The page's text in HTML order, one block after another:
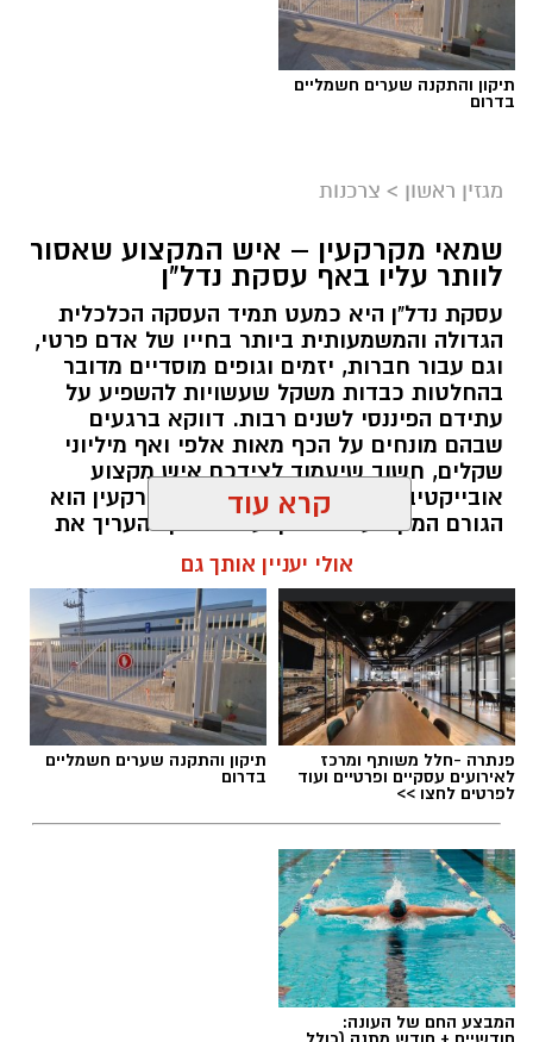
תיקון והתקנה שערים חשמליים
בדרום
מגזין ראשון > צרכנות
שמאי מקרקעין – איש המקצוע שאסור
לוותר עליו באף עסקת נדל"ן
עסקת נדל"ן היא כמעט תמיד העסקה הכלכלית
הגדולה והמשמעותית ביותר בחייו של אדם פרטי,
וגם עבור חברות, יזמים וגופים מוסדיים מדובר
בהחלטות כבדות משקל שעשויות להשפיע על
עתידם הפיננסי לשנים רבות. דווקא ברגעים
שבהם מונחים על הכף מאות אלפי ואף מיליוני
שקלים, חשוב שיעמוד לצידכם איש מקצוע
אובייקטיבי, מוסמך ומנוסה. שמאי מקרקעין הוא
הגורם המקצועי המוסמך על פי חוק להעריך את
שווי של נכסי מקרקעין, והוא זה שמעניק לכם את
הביטחון לקבל החלטות מבוססות, שקולות
ובטוחות.
תוכן שיווקי / 09:49 05.08.26
קרא עוד
אולי יעניין אותך גם
פנתרה -חלל משותף ומרכז
לאירועים עסקיים ופרטיים ועוד
לפרטים לחצו >>
תיקון והתקנה שערים חשמליים
בדרום
המבצע החם של העונה: